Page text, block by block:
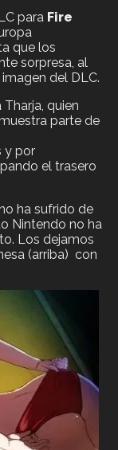
para Fire
que los
sorpresa, al
del DLC.
quien
parte de
y por
el trasero
ha sufrido de
Nintendo no ha
Los dejamos
(arriba) con